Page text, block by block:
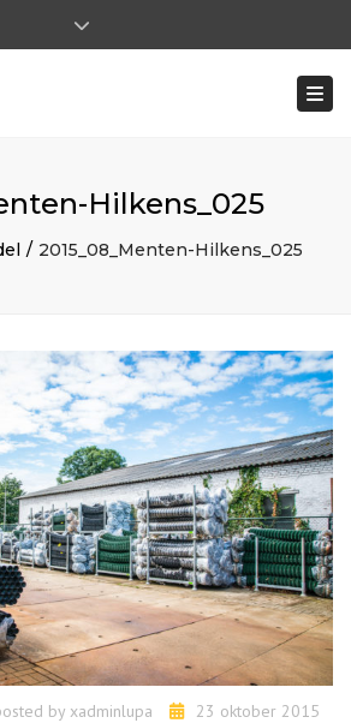
Close top bar
Hilkens_025
2015_08_Menten-Hilkens_025
by xadminlupa 23 oktober 2015